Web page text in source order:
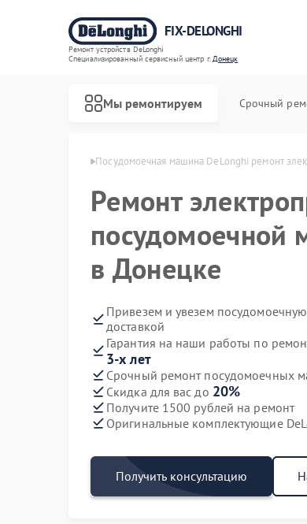
FIX-DELONGHI
Ремонт устройств DeLonghi
Специализированный cервисный центр г.Донецк
Мы ремонтируем Срочный
в Донецке Посудомоечная машина DeLonghi ремонт
Ремонт
посудомоечной
в Донецке
Привезем и увезем
доставкой
Гарантия на наши работы по
3-х лет
Срочный ремонт посудомоечных
Скидка для вас до 20%
Получите 1500 рублей на ремонт
Оригинальные комплектующие
Получить консультацию